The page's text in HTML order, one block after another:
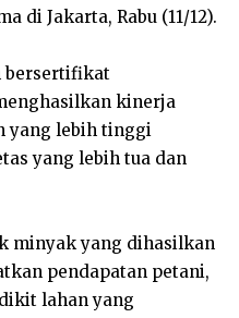
di Jakarta, Rabu (11/12).
bersertifikat
kinerja
yang lebih tinggi
yang lebih tua dan
minyak yang dihasilkan
pendapatan petani,
lahan yang